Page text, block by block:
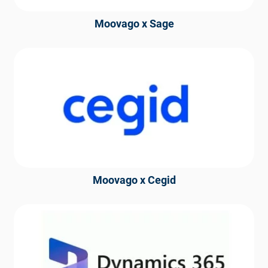
Moovago x Sage
Moovago x Cegid